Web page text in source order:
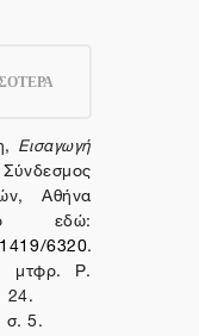
Εισαγωγή
Αθήνα
εδώ:
6320.
μτφρ. Ρ.
24.
σ. 5.